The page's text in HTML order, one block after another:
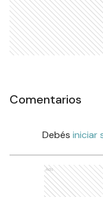
Comentarios
Debés iniciar
Ads